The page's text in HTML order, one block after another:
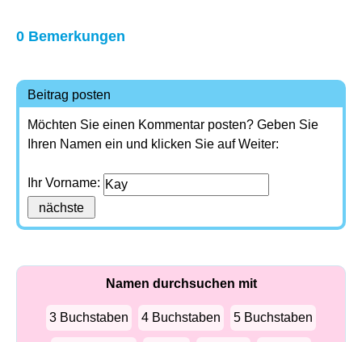
0 Bemerkungen
Beitrag posten
Möchten Sie einen Kommentar posten? Geben Sie
Ihren Namen ein und klicken Sie auf Weiter:
Ihr Vorname:
Namen durchsuchen mit
3 Buchstaben 4 Buchstaben 5 Buchstaben